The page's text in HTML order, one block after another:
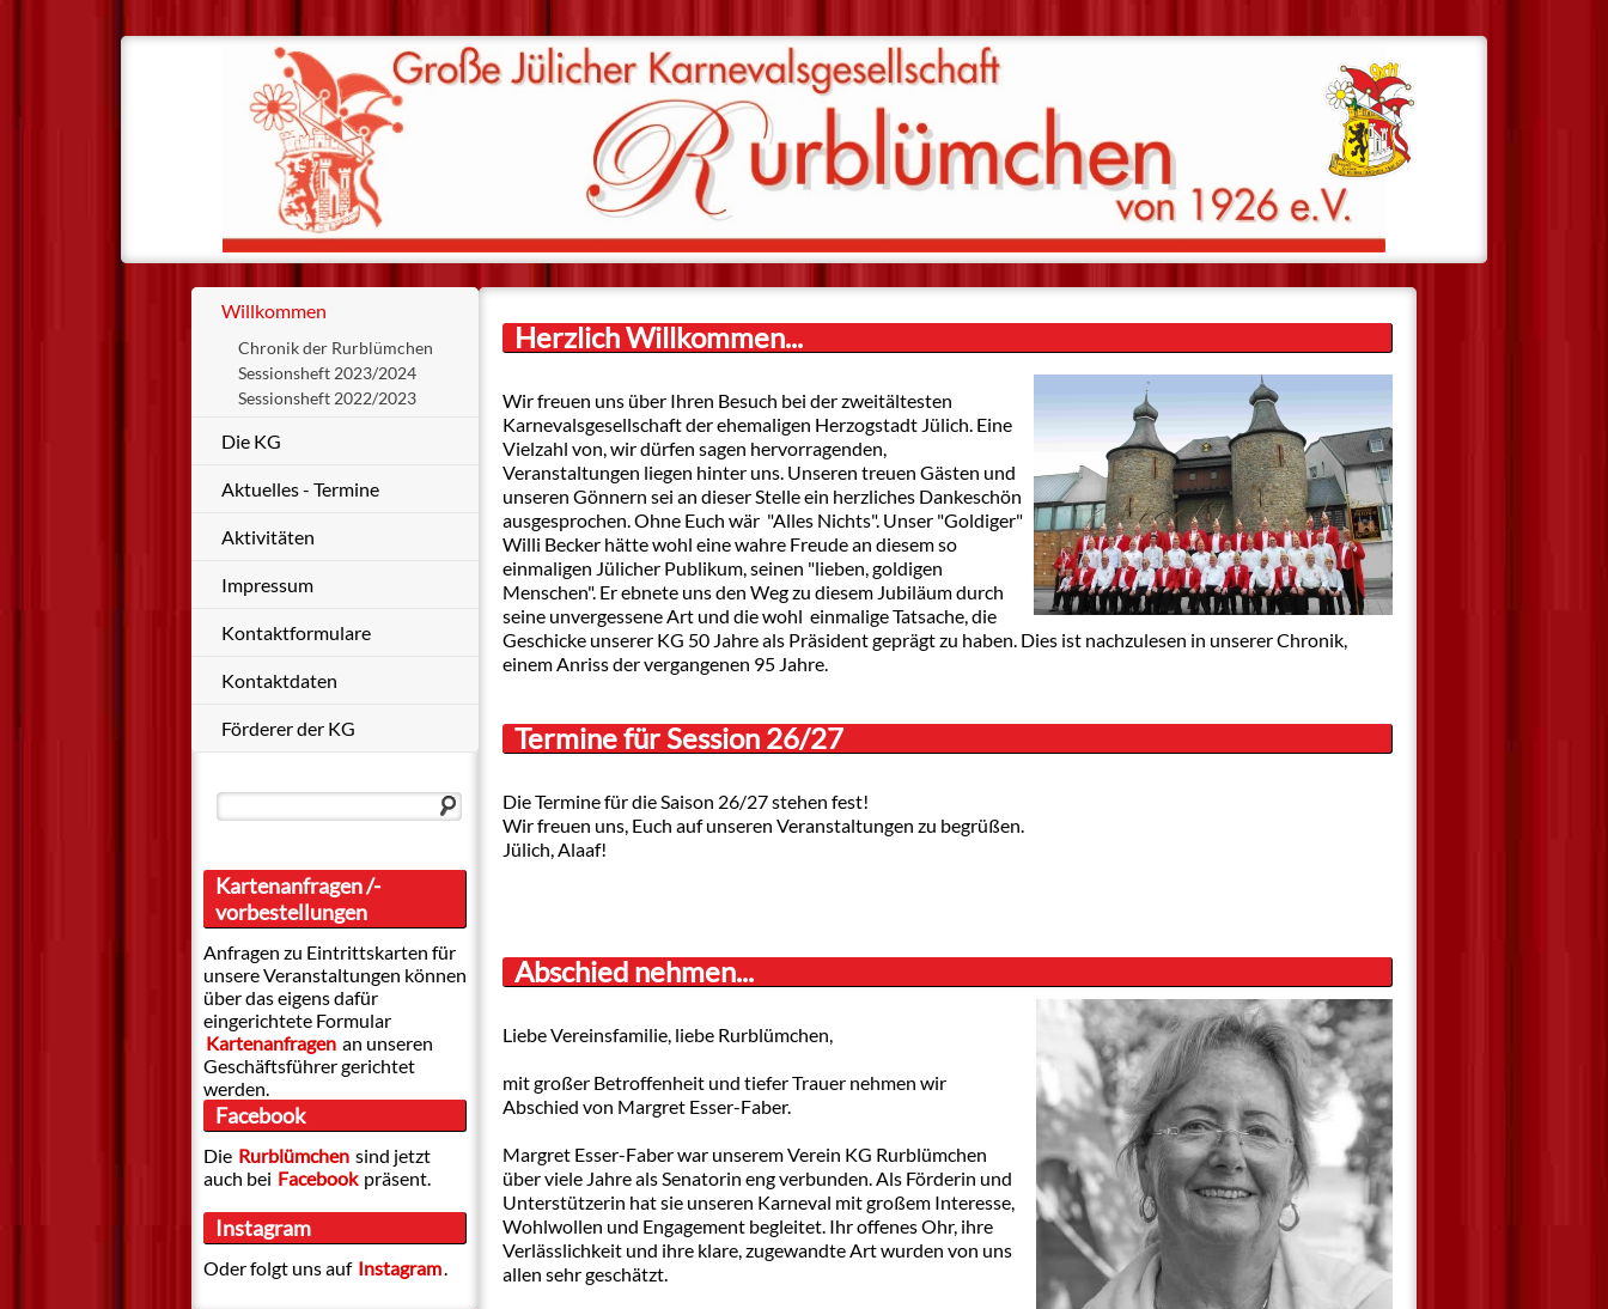
Willkommen
Chronik der Rurblümchen
Sessionsheft 2023/2024
Sessionsheft 2022/2023
Die KG
Aktuelles - Termine
Aktivitäten
Impressum
Kontaktformulare
Kontaktdaten
Förderer der KG
Kartenanfragen /-
vorbestellungen
Anfragen zu Eintrittskarten für
unsere Veranstaltungen können
über das eigens dafür
eingerichtete Formular
Kartenanfragen an unseren
Geschäftsführer gerichtet
werden.
Facebook
Die Rurblümchen sind jetzt
auch bei Facebook präsent.
Instagram
Oder folgt uns auf Instagram.
Herzlich Willkommen...
Wir freuen uns über Ihren Besuch bei der zweitältesten
Karnevalsgesellschaft der ehemaligen Herzogstadt Jülich. Eine
Vielzahl von, wir dürfen sagen hervorragenden,
Veranstaltungen liegen hinter uns. Unseren treuen Gästen und
unseren Gönnern sei an dieser Stelle ein herzliches Dankeschön
ausgesprochen. Ohne Euch wär "Alles Nichts". Unser "Goldiger"
Willi Becker hätte wohl eine wahre Freude an diesem so
einmaligen Jülicher Publikum, seinen "lieben, goldigen
Menschen". Er ebnete uns den Weg zu diesem Jubiläum durch
seine unvergessene Art und die wohl einmalige Tatsache, die
Geschicke unserer KG 50 Jahre als Präsident geprägt zu haben. Dies ist nachzulesen in unserer Chronik,
einem Anriss der vergangenen 95 Jahre.
Termine für Session 26/27
Die Termine für die Saison 26/27 stehen fest!
Wir freuen uns, Euch auf unseren Veranstaltungen zu begrüßen.
Jülich, Alaaf!
Abschied nehmen...
Liebe Vereinsfamilie, liebe Rurblümchen,
mit großer Betroffenheit und tiefer Trauer nehmen wir
Abschied von Margret Esser-Faber.
Margret Esser-Faber war unserem Verein KG Rurblümchen
über viele Jahre als Senatorin eng verbunden. Als Förderin und
Unterstützerin hat sie unseren Karneval mit großem Interesse,
Wohlwollen und Engagement begleitet. Ihr offenes Ohr, ihre
Verlässlichkeit und ihre klare, zugewandte Art wurden von uns
allen sehr geschätzt.